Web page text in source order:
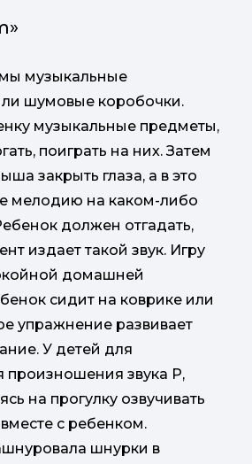
музыкальные
шумовые коробочки.
музыкальные предметы,
поиграть на них. Затем
закрыть глаза, а в это
мелодию на каком-либо
должен отгадать,
издает такой звук. Игру
домашней
сидит на коврике или
упражнение развивает
У детей для
звука Р,
на прогулку озвучивать
с ребенком.
шнурки в